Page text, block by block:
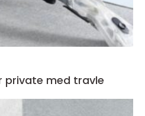
private med travle